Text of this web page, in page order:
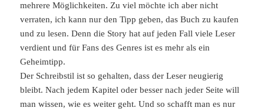
mehrere Möglichkeiten. Zu viel möchte ich aber nicht
verraten, ich kann nur den Tipp geben, das Buch zu kaufen
und zu lesen. Denn die Story hat auf jeden Fall viele Leser
verdient und für Fans des Genres ist es mehr als ein
Geheimtipp.
Der Schreibstil ist so gehalten, dass der Leser neugierig
bleibt. Nach jedem Kapitel oder besser nach jeder Seite will
man wissen, wie es weiter geht. Und so schafft man es nur